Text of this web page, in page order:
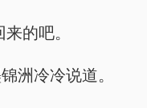
的吧。
洲冷冷说道。